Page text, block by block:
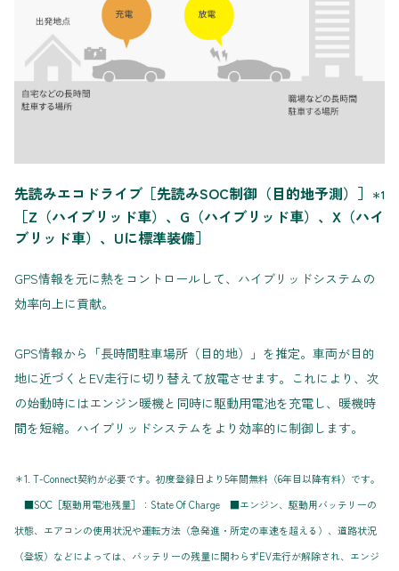
先読みエコドライブ［先読みSOC制御（目的地予測）］ ＊1
［Z（ハイブリッド車）、G（ハイブリッド車）、X（ハイ
ブリッド車）、Uに標準装備］
GPS情報を元に熱をコントロールして、ハイブリッドシステムの
効率向上に貢献。
GPS情報から「長時間駐車場所（目的地）」を推定。車両が目的
地に近づくとEV走行に切り替えて放電させます。これにより、次
の始動時にはエンジン暖機と同時に駆動用電池を充電し、暖機時
間を短縮。ハイブリッドシステムをより効率的に制御します。
＊1. T-Connect契約が必要です。初度登録日より5年間無料（6年目以降有料）です。
■SOC［駆動用電池残量］：State Of Charge ■エンジン、駆動用バッテリーの
状態、エアコンの使用状況や運転方法（急発進・所定の車速を超える）、道路状況
（登坂）などによっては、バッテリーの残量に関わらずEV走行が解除され、エンジ